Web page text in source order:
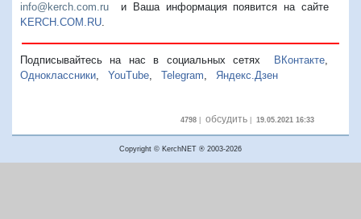
info@kerch.com.ru и Ваша информация появится на сайте
KERCH.COM.RU.
Подписывайтесь на нас в социальных сетях ВКонтакте,
Одноклассники, YouTube, Telegram, Яндекс.Дзен
4798| обсудить| 19.05.2021 16:33
Copyright © KerchNET ® 2003-2026